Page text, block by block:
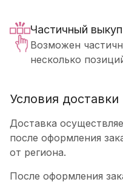
Частичный
Возможен
несколько
Условия доставки
Доставка
после оформления
от региона.
После оформления